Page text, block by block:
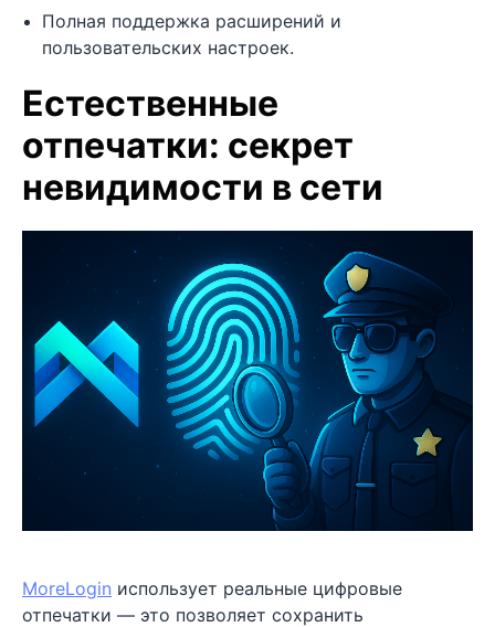
Полная поддержка расширений и
пользовательских настроек.
Естественные
отпечатки: секрет
невидимости в сети
MoreLogin использует реальные цифровые
отпечатки — это позволяет сохранить